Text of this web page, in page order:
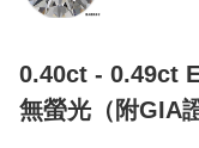
0.40ct - 0.49ct
無螢光（附GIA